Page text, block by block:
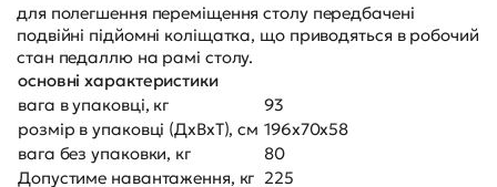
для полегшення переміщення столу передбачені
подвійні підйомні коліщатка, що приводяться в робочий
стан педаллю на рамі столу.
основні характеристики
вага в упаковці, кг
93
розмір в упаковці (ДхВхТ), см 196х70х58
вага без упаковки, кг
80
Допустиме навантаження, кг 225